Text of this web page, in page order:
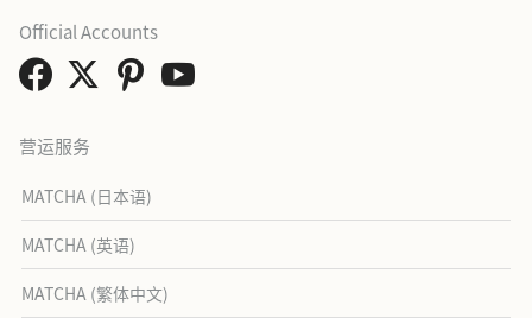
营运服务
MATCHA (日本语)
MATCHA (英语)
MATCHA (繁体中文)
Official Accounts